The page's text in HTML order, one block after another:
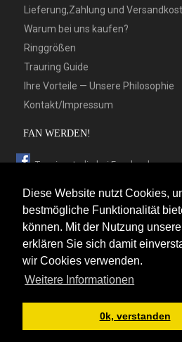
Diese Website nutzt Cookies,
bestmögliche Funktionalität
können. Mit der Nutzung
erklären Sie sich damit
wir Cookies verwenden.
Weitere Informationen
0k, verstanden
Lieferung,Zahlung und
Warum bei uns kaufen?
Ringgrößen
Trauring Guide
Ihre Vorteile — Unsere Philosophie
Kontakt/Impressum
FAN WERDEN!
Trauringstudio bei Facebook
Trauringstudio bei Twitter
Trauringstudio bei Pinterest
Trauringstudio bei flickr
Trauringstudio|Trauringe|Hersteller|
News|